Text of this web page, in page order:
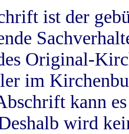
ist der
Original-
im
kann
wird